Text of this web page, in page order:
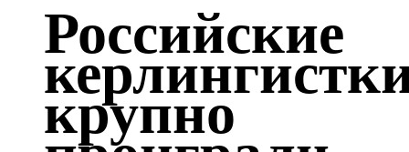
Кадыбаш
105,2 FM
Казан
91,5 FM
Российские
крупно